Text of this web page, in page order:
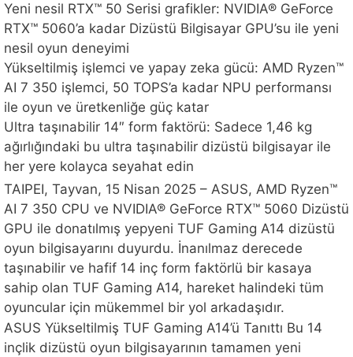
Yeni nesil RTX™ 50 Serisi grafikler: NVIDIA® GeForce
RTX™ 5060’a kadar Dizüstü Bilgisayar GPU’su ile yeni
nesil oyun deneyimi
Yükseltilmiş işlemci ve yapay zeka gücü: AMD Ryzen™
AI 7 350 işlemci, 50 TOPS’a kadar NPU performansı
ile oyun ve üretkenliğe güç katar
Ultra taşınabilir 14″ form faktörü: Sadece 1,46 kg
ağırlığındaki bu ultra taşınabilir dizüstü bilgisayar ile
her yere kolayca seyahat edin
TAIPEI, Tayvan, 15 Nisan 2025 – ASUS, AMD Ryzen™
AI 7 350 CPU ve NVIDIA® GeForce RTX™ 5060 Dizüstü
GPU ile donatılmış yepyeni TUF Gaming A14 dizüstü
oyun bilgisayarını duyurdu. İnanılmaz derecede
taşınabilir ve hafif 14 inç form faktörlü bir kasaya
sahip olan TUF Gaming A14, hareket halindeki tüm
oyuncular için mükemmel bir yol arkadaşıdır.
ASUS Yükseltilmiş TUF Gaming A14’ü Tanıttı Bu 14
inçlik dizüstü oyun bilgisayarının tamamen yeni